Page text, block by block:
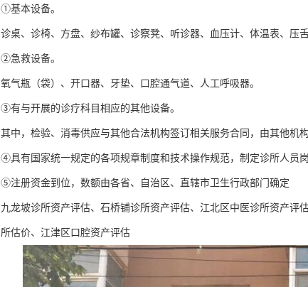
①基本设备。
诊桌、诊椅、方盘、纱布罐、诊察凳、听诊器、血压计、体温表、压
②急救设备。
氧气瓶（袋）、开口器、牙垫、口腔通气道、人工呼吸器。
③有与开展的诊疗科目相应的其他设备。
其中，检验、消毒供应与其他合法机构签订相关服务合同，由其他机
④具有国家统一规定的各项规章制度和技术操作规范，制定诊所人员岗
⑤注册资金到位，数额由各省、自治区、直辖市卫生行政部门确定
九龙坡诊所资产评估、石桥铺诊所资产评估、江北区中医诊所资产
所估价、江津区口腔资产评估